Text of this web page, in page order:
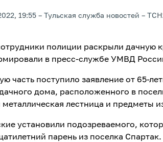
19:55 Тульская служба новостей
полиции раскрыли дачную
в пресс-службе УМВД
часть поступило заявление от 65-
дома, расположенного в
лестница и предметы
установили подозреваемого,
парень из поселка Спартак.